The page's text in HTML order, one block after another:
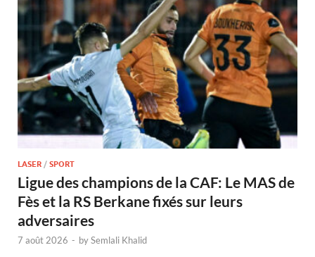
LASER / SPORT
Ligue des champions de la CAF: Le MAS de
Fès et la RS Berkane fixés sur leurs
adversaires
7 août 2026 - bySemlali Khalid